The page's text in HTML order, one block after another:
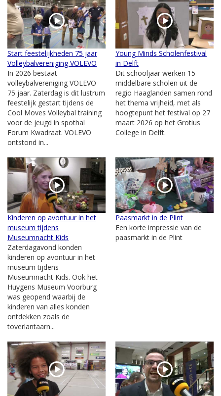
Start feestelijkheden 75 jaar
Volleybalvereniging VOLEVO
In 2026 bestaat
volleybalvereniging VOLEVO
75 jaar. Zaterdag is dit lustrum
feestelijk gestart tijdens de
Cool Moves Volleybal training
voor de jeugd in spothal
Forum Kwadraat. VOLEVO
ontstond in...
Young Minds Scholenfestival
in Delft
Dit schooljaar werken 15
middelbare scholen uit de
regio Haaglanden samen rond
het thema vrijheid, met als
hoogtepunt het festival op 27
maart 2026 op het Grotius
College in Delft.
Kinderen op avontuur in het
museum tijdens
Museumnacht Kids
Zaterdagavond konden
kinderen op avontuur in het
museum tijdens
Museumnacht Kids. Ook het
Huygens Museum Voorburg
was geopend waarbij de
kinderen van alles konden
ontdekken zoals de
toverlantaarn...
Paasmarkt in de Plint
Een korte impressie van de
paasmarkt in de Plint